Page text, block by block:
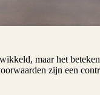
maar het
zijn een